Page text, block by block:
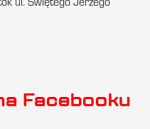
ul. Świętego Jerzego
Facebooku